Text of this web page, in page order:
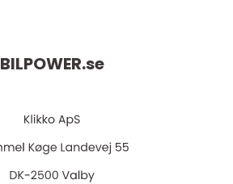
BILPOWER.se